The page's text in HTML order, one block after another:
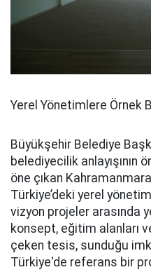
Yerel Yönetimlere Örnek
Büyükşehir Belediye
belediyecilik anlayışının
öne çıkan
Türkiye’deki yerel
vizyon projeler arasında
konsept, eğitim alanları
çeken tesis, sunduğu
Türkiye'de referans bir